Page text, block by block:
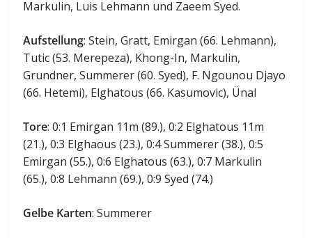
Markulin, Luis Lehmann und Zaeem Syed.
Aufstellung: Stein, Gratt, Emirgan (66. Lehmann),
Tutic (53. Merepeza), Khong-In, Markulin,
Grundner, Summerer (60. Syed), F. Ngounou Djayo
(66. Hetemi), Elghatous (66. Kasumovic), Ünal
Tore: 0:1 Emirgan 11m (89.), 0:2 Elghatous 11m
(21.), 0:3 Elghaous (23.), 0:4 Summerer (38.), 0:5
Emirgan (55.), 0:6 Elghatous (63.), 0:7 Markulin
(65.), 0:8 Lehmann (69.), 0:9 Syed (74.)
Gelbe Karten: Summerer